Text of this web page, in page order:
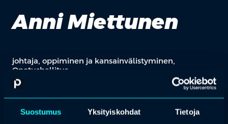
Suostumus Yksityiskohdat Tietoja
Anni Miettunen
johtaja, oppiminen ja kansainvälistyminen,
Opetushallitus
kansainvälistymisen johtajana. Annilla on paljon kokemusta
esimiestyöstä, etenkin koulutuksen alalta. Hän on aikaisemmin